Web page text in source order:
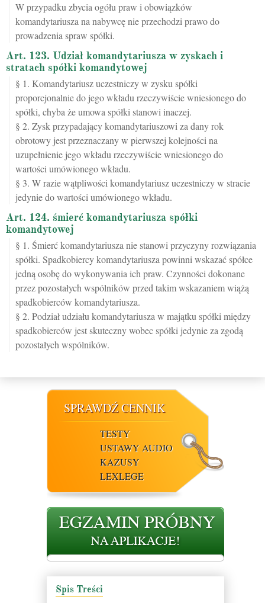
W przypadku zbycia ogółu praw i obowiązków
komandytariusza na nabywcę nie przechodzi prawo do
prowadzenia spraw spółki.
Art. 123. Udział komandytariusza w zyskach i
stratach spółki komandytowej
§ 1. Komandytariusz uczestniczy w zysku spółki
proporcjonalnie do jego wkładu rzeczywiście wniesionego do
spółki, chyba że umowa spółki stanowi inaczej.
§ 2. Zysk przypadający komandytariuszowi za dany rok
obrotowy jest przeznaczany w pierwszej kolejności na
uzupełnienie jego wkładu rzeczywiście wniesionego do
wartości umówionego wkładu.
§ 3. W razie wątpliwości komandytariusz uczestniczy w stracie
jedynie do wartości umówionego wkładu.
Art. 124. śmierć komandytariusza spółki
komandytowej
§ 1. Śmierć komandytariusza nie stanowi przyczyny rozwiązania
spółki. Spadkobiercy komandytariusza powinni wskazać spółce
jedną osobę do wykonywania ich praw. Czynności dokonane
przez pozostałych wspólników przed takim wskazaniem wiążą
spadkobierców komandytariusza.
§ 2. Podział udziału komandytariusza w majątku spółki między
spadkobierców jest skuteczny wobec spółki jedynie za zgodą
pozostałych wspólników.
SPRAWDŹ CENNIK
TESTY
USTAWY AUDIO
KAZUSY
LEXLEGE
Spis Treści